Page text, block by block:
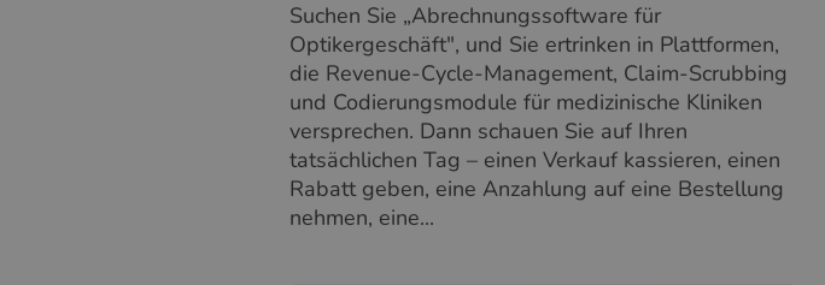
Suchen Sie „Abrechnungssoftware für
Optikergeschäft", und Sie ertrinken in Plattformen,
die Revenue-Cycle-Management, Claim-Scrubbing
und Codierungsmodule für medizinische Kliniken
versprechen. Dann schauen Sie auf Ihren
tatsächlichen Tag – einen Verkauf kassieren, einen
Rabatt geben, eine Anzahlung auf eine Bestellung
nehmen, eine...